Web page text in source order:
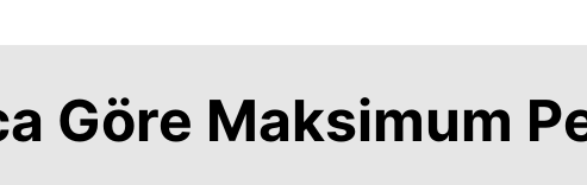
Göre Maksimum